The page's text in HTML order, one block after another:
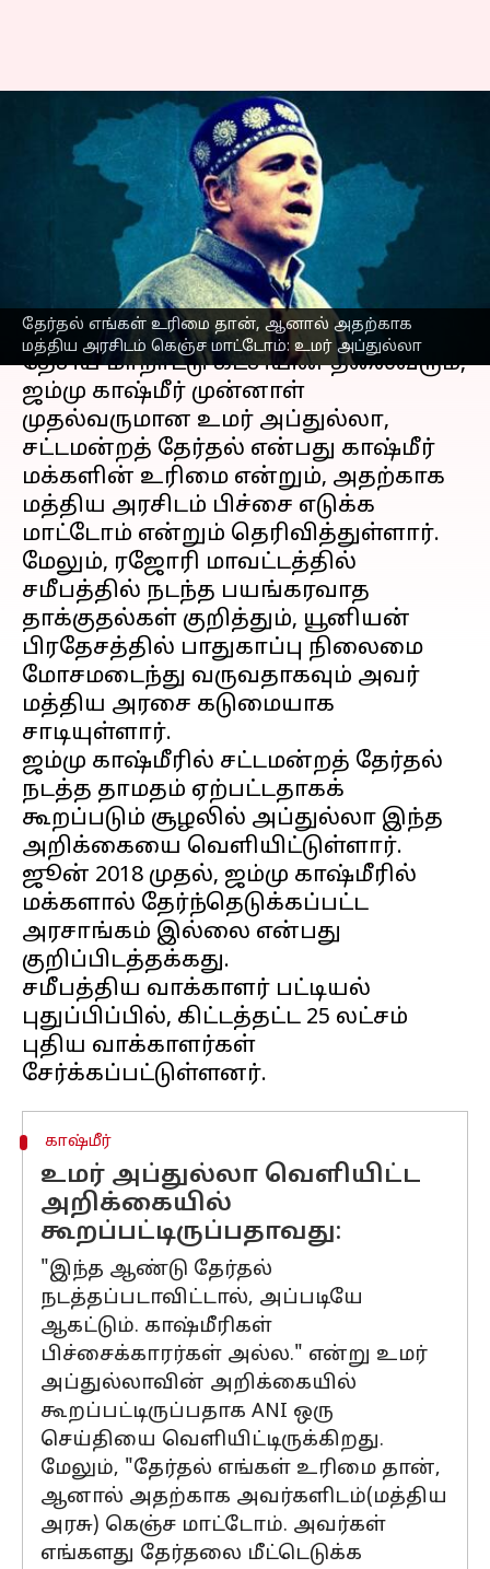
தேர்தல் எங்கள் உரிமை தான், ஆனால் அதற்காக
மத்திய அரசிடம் கெஞ்ச மாட்டோம்: உமர் அப்துல்லா
காஷ்மீர் மக்கள் பிச்சை
எடுப்பவர்கள் அல்ல:
தேர்தல் தாமதம் குறித்து
உமர் அப்துல்லா
Sindhuja SM Jan 11, 2023 11:22 am
செய்தி முன்னோட்டம்
தேசிய மாநாட்டு கட்சியின் தலைவரும்,
ஜம்மு காஷ்மீர் முன்னாள்
முதல்வருமான உமர் அப்துல்லா,
சட்டமன்றத் தேர்தல் என்பது காஷ்மீர்
மக்களின் உரிமை என்றும், அதற்காக
மத்திய அரசிடம் பிச்சை எடுக்க
மாட்டோம் என்றும் தெரிவித்துள்ளார்.
மேலும், ரஜோரி மாவட்டத்தில்
சமீபத்தில் நடந்த பயங்கரவாத
தாக்குதல்கள் குறித்தும், யூனியன்
பிரதேசத்தில் பாதுகாப்பு நிலைமை
மோசமடைந்து வருவதாகவும் அவர்
மத்திய அரசை கடுமையாக
சாடியுள்ளார்.
ஜம்மு காஷ்மீரில் சட்டமன்றத் தேர்தல்
நடத்த தாமதம் ஏற்பட்டதாகக்
கூறப்படும் சூழலில் அப்துல்லா இந்த
அறிக்கையை வெளியிட்டுள்ளார்.
ஜூன் 2018 முதல், ஜம்மு காஷ்மீரில்
மக்களால் தேர்ந்தெடுக்கப்பட்ட
அரசாங்கம் இல்லை என்பது
குறிப்பிடத்தக்கது.
சமீபத்திய வாக்காளர் பட்டியல்
புதுப்பிப்பில், கிட்டத்தட்ட 25 லட்சம்
புதிய வாக்காளர்கள்
காஷ்மீர்
உமர் அப்துல்லா வெளியிட்ட
அறிக்கையில்
கூறப்பட்டிருப்பதாவது:
"இந்த ஆண்டு தேர்தல்
நடத்தப்படாவிட்டால், அப்படியே
ஆகட்டும். காஷ்மீரிகள்
பிச்சைக்காரர்கள் அல்ல." என்று உமர்
அப்துல்லாவின் அறிக்கையில்
கூறப்பட்டிருப்பதாக ANI ஒரு
செய்தியை வெளியிட்டிருக்கிறது.
மேலும், "தேர்தல் எங்கள் உரிமை தான்,
ஆனால் அதற்காக அவர்களிடம்(மத்திய
அரசு) கெஞ்ச மாட்டோம். அவர்கள்
எங்களது தேர்தலை மீட்டெடுக்க